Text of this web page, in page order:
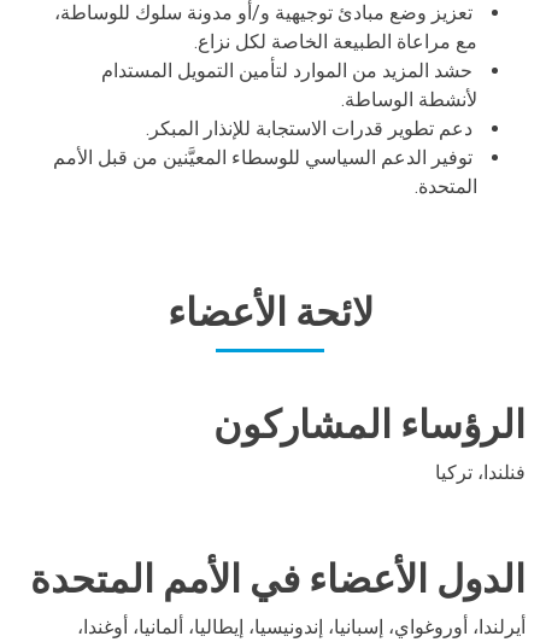
تعزيز وضع مبادئ توجيهية و/أو مدونة سلوك للوساطة،
مع مراعاة الطبيعة الخاصة لكل نزاع.
حشد المزيد من الموارد لتأمين التمويل المستدام
لأنشطة الوساطة.
دعم تطوير قدرات الاستجابة للإنذار المبكر.
توفير الدعم السياسي للوسطاء المعيَّنين من قبل الأمم
المتحدة.
لائحة الأعضاء
Body
الرؤساء المشاركون
فنلندا، تركيا
الدول الأعضاء في الأمم المتحدة
أيرلندا، أوروغواي، إسبانيا، إندونيسيا، إيطاليا، ألمانيا، أوغندا،